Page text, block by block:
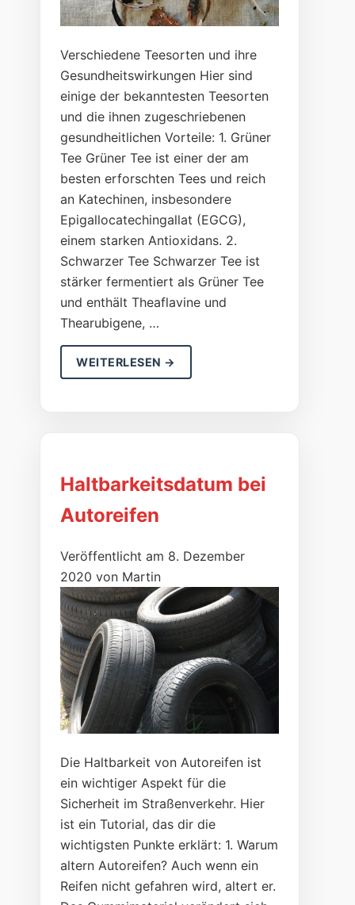
Verschiedene Teesorten und ihre
Gesundheitswirkungen Hier sind
einige der bekanntesten Teesorten
und die ihnen zugeschriebenen
gesundheitlichen Vorteile: 1. Grüner
Tee Grüner Tee ist einer der am
besten erforschten Tees und reich
an Katechinen, insbesondere
Epigallocatechingallat (EGCG),
einem starken Antioxidans. 2.
Schwarzer Tee Schwarzer Tee ist
stärker fermentiert als Grüner Tee
und enthält Theaflavine und
Thearubigene, …
WEITERLESEN →
Haltbarkeitsdatum bei
Autoreifen
Veröffentlicht am 8. Dezember
2020 von Martin
Die Haltbarkeit von Autoreifen ist
ein wichtiger Aspekt für die
Sicherheit im Straßenverkehr. Hier
ist ein Tutorial, das dir die
wichtigsten Punkte erklärt: 1. Warum
altern Autoreifen? Auch wenn ein
Reifen nicht gefahren wird, altert er.